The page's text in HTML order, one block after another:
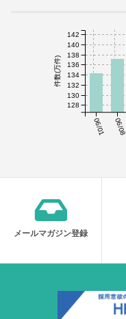
06/01 06/08
件数(万件)
128
130
132
134
136
138
140
142
メールマガジン登録